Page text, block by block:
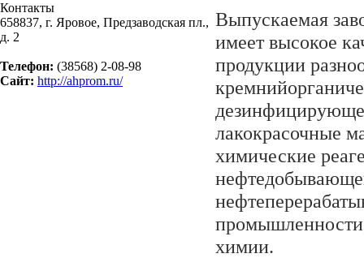
Контакты
658837, г. Яровое, Предзаводская пл.,
д. 2
Телефон: (38568) 2-08-98
Сайт: http://ahprom.ru/
Выпускаемая
имеет высокое
продукции
лакокрасочные
химические
химии.